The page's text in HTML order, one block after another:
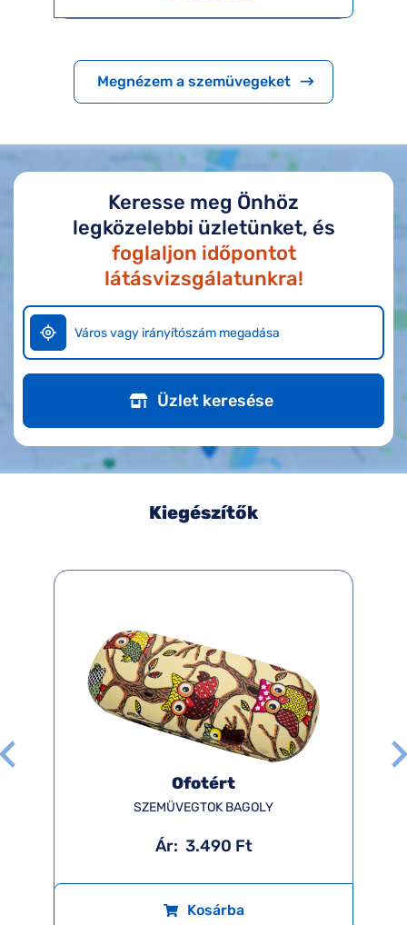
Megnézem a szemüvegeket
Keresse meg Önhöz
legközelebbi üzletünket, és
foglaljon időpontot
látásvizsgálatunkra!
Üzlet keresése
Kiegészítők
Ofotért
SZEMÜVEGTOK BAGOLY
Ár: 3.490 Ft
Kosárba